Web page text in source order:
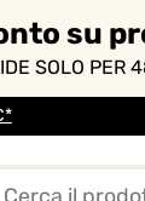
su
SOLO PER